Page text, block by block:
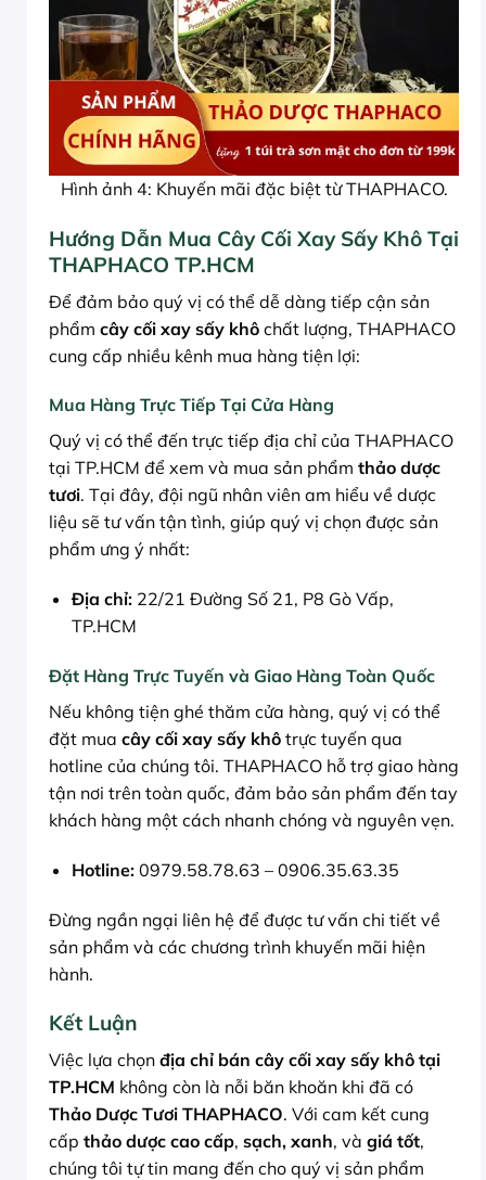
Hình ảnh 4: Khuyến mãi đặc biệt từ THAPHACO.
Hướng Dẫn Mua Cây Cối Xay Sấy Khô Tại
THAPHACO TP.HCM
Để đảm bảo quý vị có thể dễ dàng tiếp cận sản
phẩm cây cối xay sấy khô chất lượng, THAPHACO
cung cấp nhiều kênh mua hàng tiện lợi:
Mua Hàng Trực Tiếp Tại Cửa Hàng
Quý vị có thể đến trực tiếp địa chỉ của THAPHACO
tại TP.HCM để xem và mua sản phẩm thảo dược
tươi. Tại đây, đội ngũ nhân viên am hiểu về dược
liệu sẽ tư vấn tận tình, giúp quý vị chọn được sản
phẩm ưng ý nhất:
Địa chỉ:22/21 Đường Số 21, P8 Gò Vấp,
TP.HCM
Đặt Hàng Trực Tuyến và Giao Hàng Toàn Quốc
Nếu không tiện ghé thăm cửa hàng, quý vị có thể
đặt mua cây cối xay sấy khô trực tuyến qua
hotline của chúng tôi. THAPHACO hỗ trợ giao hàng
tận nơi trên toàn quốc, đảm bảo sản phẩm đến tay
khách hàng một cách nhanh chóng và nguyên vẹn.
Hotline:0979.58.78.63 – 0906.35.63.35
Đừng ngần ngại liên hệ để được tư vấn chi tiết về
sản phẩm và các chương trình khuyến mãi hiện
hành.
Kết Luận
Việc lựa chọn địa chỉ bán cây cối xay sấy khô tại
TP.HCM không còn là nỗi băn khoăn khi đã có
Thảo Dược Tươi THAPHACO. Với cam kết cung
cấp thảo dược cao cấp, sạch, xanh, và giá tốt,
chúng tôi tự tin mang đến cho quý vị sản phẩm